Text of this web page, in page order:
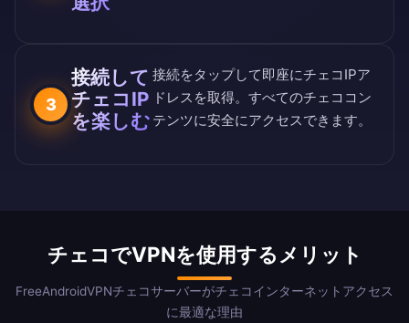
3
接続して
チェコIP
を楽しむ
接続をタップして即座にチェコIPア
ドレスを取得。すべてのチェココン
テンツに安全にアクセスできます。
チェコでVPNを使用するメリット
FreeAndroidVPNチェコサーバーがチェコインターネットアクセス
に最適な理由